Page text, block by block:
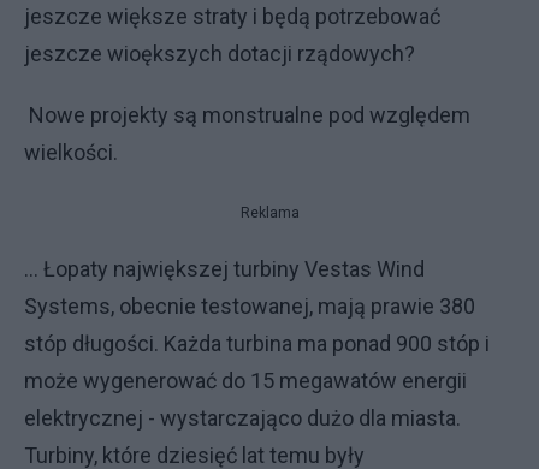
jeszcze większe straty i będą potrzebować
jeszcze wioększych dotacji rządowych?
Nowe projekty są monstrualne pod względem
wielkości.
Reklama
... Łopaty największej turbiny Vestas Wind
Systems, obecnie testowanej, mają prawie 380
stóp długości. Każda turbina ma ponad 900 stóp i
może wygenerować do 15 megawatów energii
elektrycznej - wystarczająco dużo dla miasta.
Turbiny, które dziesięć lat temu były